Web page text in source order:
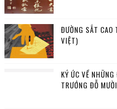
ĐƯỜNG SẮT CAO
VIỆT)
KÝ ỨC VỀ
TRƯỚNG ĐỖ